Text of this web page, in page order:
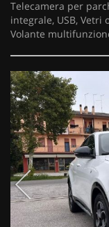
Telecamera per
integrale, USB, Vetri
Volante